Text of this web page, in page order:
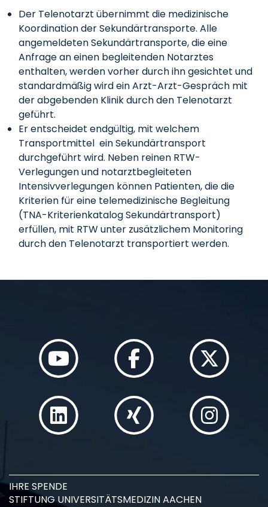
Der Telenotarzt übernimmt die medizinische
Koordination der Sekundärtransporte. Alle
angemeldeten Sekundärtransporte, die eine
Anfrage an einen begleitenden Notarztes
enthalten, werden vorher durch ihn gesichtet und
standardmäßig wird ein Arzt-Arzt-Gespräch mit
der abgebenden Klinik durch den Telenotarzt
geführt.
Er entscheidet endgültig, mit welchem
Transportmittel ein Sekundärtransport
durchgeführt wird. Neben reinen RTW-
Verlegungen und notarztbegleiteten
Intensivverlegungen können Patienten, die die
Kriterien für eine telemedizinische Begleitung
(TNA-Kriterienkatalog Sekundärtransport)
erfüllen, mit RTW unter zusätzlichem Monitoring
durch den Telenotarzt transportiert werden.
IHRE SPENDE
STIFTUNG UNIVERSITÄTSMEDIZIN AACHEN